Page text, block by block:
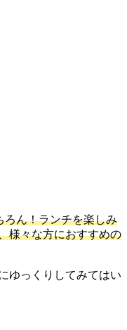
ろん！ランチを楽しみ
様々な方におすすめの
ゆっくりしてみてはい